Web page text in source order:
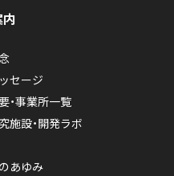
セージ
・事業所一覧
施設・開発ラボ
あゆみ